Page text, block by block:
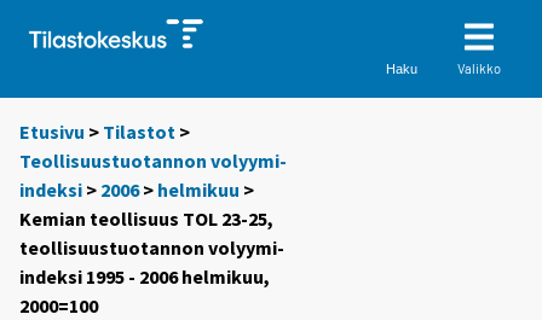
Haku Valikko
Etusivu > Tilastot >
Teollisuustuotannon volyymi-
indeksi > 2006> helmikuu >
Kemian teollisuus TOL 23-25,
teollisuustuotannon volyymi-
indeksi 1995 - 2006 helmikuu,
2000=100